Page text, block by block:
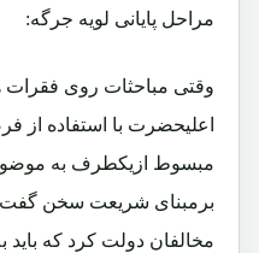
مراحل پایانی لویه جرگه:
وقتی مباحثات روی فقرات
اعلیحضرت با استفاده از
مبسوط ازیکطرف به
برمبنای شریعت سخن گفت
مخالفان دولت کرد که